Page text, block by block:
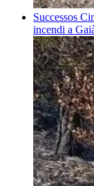
Successos
incendi a